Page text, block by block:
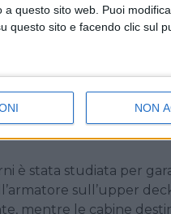
a questo sito web. Puoi
questo sito e facendo clic sul
NON
i 70 metri con
l’efficienza, la
metri. Focalizzato
Dream ha una
abbattibili a livello
una palestra, una
è stata studiata per
sull’upper
mentre le cabine